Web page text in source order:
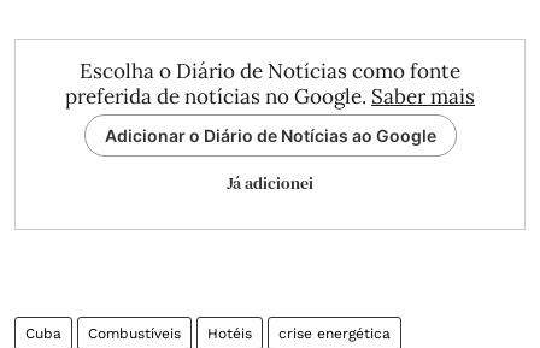
Escolha o Diário de Notícias como fonte
preferida de notícias no Google. Saber mais
Adicionar o Diário de Notícias ao Google
Já adicionei
Cuba Combustíveis Hotéis crise energética